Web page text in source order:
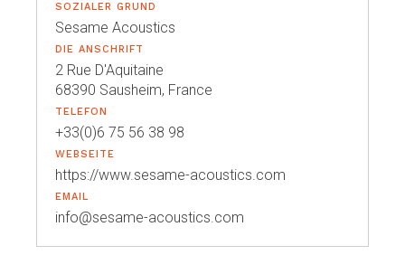
SOZIALER GRUND
Sesame Acoustics
DIE ANSCHRIFT
2 Rue D'Aquitaine
68390 Sausheim, France
TELEFON
+33(0)6 75 56 38 98
WEBSEITE
https://www.sesame-acoustics.com
EMAIL
info@sesame-acoustics.com